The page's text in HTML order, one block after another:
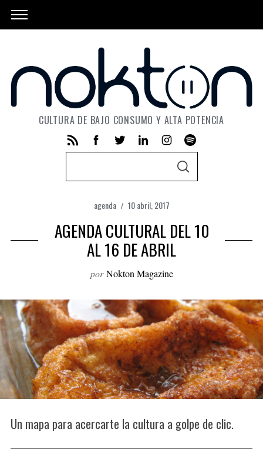
CULTURA DE BAJO CONSUMO Y ALTA POTENCIA
c
h
:
S
agenda 10 abril, 2017
AGENDA CULTURAL DEL 10
AL 16 DE ABRIL
por Nokton Magazine
Un mapa para acercarte la cultura a golpe de clic.